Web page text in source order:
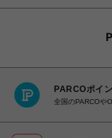
PARCOポイ
全国のPARCOや